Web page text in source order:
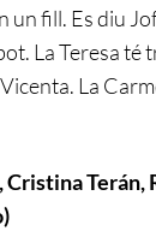
un fill. Es diu
La Teresa té
La